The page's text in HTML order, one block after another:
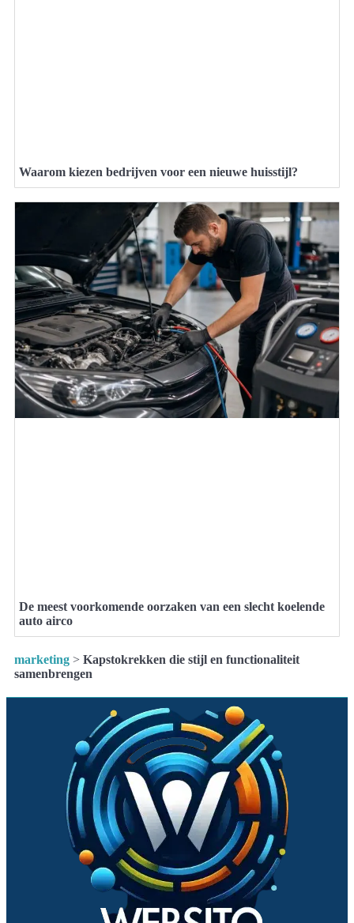
Waarom kiezen bedrijven voor een nieuwe huisstijl?
De meest voorkomende oorzaken van een slecht koelende
auto airco
marketing > Kapstokrekken die stijl en functionaliteit
samenbrengen